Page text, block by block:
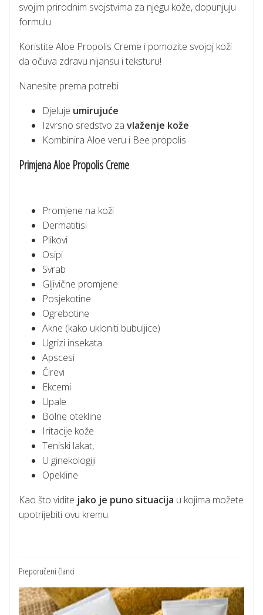
svojim prirodnim svojstvima za njegu kože, dopunjuju
formulu.
Koristite Aloe Propolis Creme i pomozite svojoj koži
da očuva zdravu nijansu i teksturu!
Nanesite prema potrebi
Djeluje umirujuće
Izvrsno sredstvo za vlaženje kože
Kombinira Aloe veru i Bee propolis
Primjena Aloe Propolis Creme
Promjene na koži
Dermatitisi
Plikovi
Osipi
Svrab
Gljivične promjene
Posjekotine
Ogrebotine
Akne (kako ukloniti bubuljice)
Ugrizi insekata
Apscesi
Čirevi
Ekcemi
Upale
Bolne otekline
Iritacije kože
Teniski lakat,
U ginekologiji
Opekline
Kao što vidite jako je puno situacija u kojima možete
upotrijebiti ovu kremu.
Preporučeni članci